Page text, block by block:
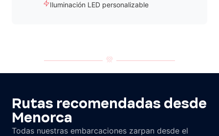
Iluminación LED personalizable
Rutas recomendadas desde
Menorca
Todas nuestras embarcaciones zarpan desde el